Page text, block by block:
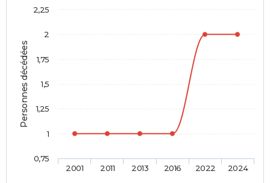
Personnes décédées
2001 2011 2013 2016 2022 2024
0,75
1
1,25
1,5
1,75
2
2,25